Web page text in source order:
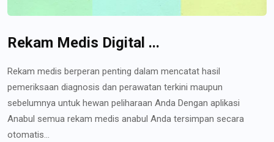
Rekam Medis Digital ...
Rekam medis berperan penting dalam mencatat hasil
pemeriksaan diagnosis dan perawatan terkini maupun
sebelumnya untuk hewan peliharaan Anda Dengan aplikasi
Anabul semua rekam medis anabul Anda tersimpan secara
otomatis...